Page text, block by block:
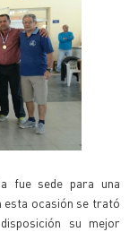
fue sede para una
esta ocasión se trató
su mejor